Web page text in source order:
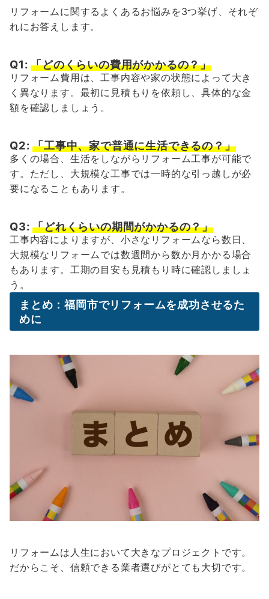
リフォームに関するよくあるお悩みを3つ挙げ、それぞ
れにお答えします。
Q1:「どのくらいの費用がかかるの？」
リフォーム費用は、工事内容や家の状態によって大き
く異なります。最初に見積もりを依頼し、具体的な金
額を確認しましょう。
Q2:「工事中、家で普通に生活できるの？」
多くの場合、生活をしながらリフォーム工事が可能で
す。ただし、大規模な工事では一時的な引っ越しが必
要になることもあります。
Q3:「どれくらいの期間がかかるの？」
工事内容によりますが、小さなリフォームなら数日、
大規模なリフォームでは数週間から数か月かかる場合
もあります。工期の目安も見積もり時に確認しましょ
う。
まとめ：福岡市でリフォームを成功させるた
めに
リフォームは人生において大きなプロジェクトです。
だからこそ、信頼できる業者選びがとても大切です。